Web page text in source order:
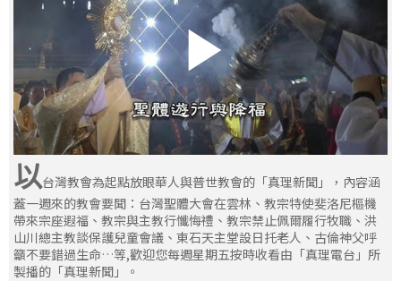
以台灣教會為起點放眼華人與普世教會的「真理新聞」，內容涵
蓋一週來的教會要聞：台灣聖體大會在雲林、教宗特使斐洛尼樞機
帶來宗座遐福、教宗與主教行懺悔禮、教宗禁止佩爾履行牧職、洪
山川總主教談保護兒童會議、東石天主堂設日托老人、古倫神父呼
籲不要錯過生命…等,歡迎您每週星期五按時收看由「真理電台」所
製播的「真理新聞」。